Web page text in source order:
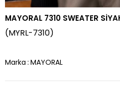
MAYORAL 7310 SWEATER
(MYRL-7310)
Marka : MAYORAL